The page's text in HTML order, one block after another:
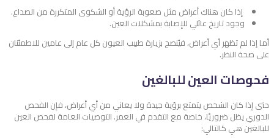
إذا كان هناك أعراض مثل صعوبة الرؤية أو الشكوى المتكررة من الصداع.
وجود تاريخ عائلي للإصابة بمشكلات العين.
أما إذا لم تظهر أي أعراض، فيُنصح بزيارة طبيب العيون كل عام إلى عامين للاطمئنان
على صحة النظر.
فحوصات العين للبالغين
حتى إذا كان الشخص يتمتع برؤية جيدة ولا يعاني من أي أعراض، فإن الفحص
الدوري يظل ضروريًا، خاصة مع التقدم في العمر. التوصيات العامة لفحص العين
للبالغين هي كالتالي: